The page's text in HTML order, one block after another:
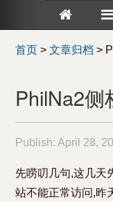
首页 >文章归档 >
PhilNa2侧
Publish:April 28,
先唠叨几句,这几天
站不能正常访问,昨